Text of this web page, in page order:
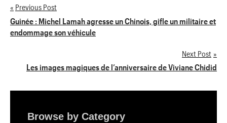
Navigation
de
Previous Post
Guinée : Michel Lamah agresse un Chinois, gifle un militaire et
endommage son véhicule
Next Post
Les images magiques de l’anniversaire de Viviane Chidid
Browse by Category